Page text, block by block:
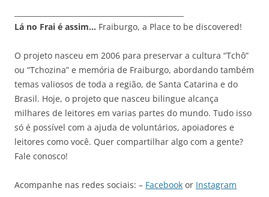
Lá no Frai é assim… Fraiburgo, a Place to be discovered!
O projeto nasceu em 2006 para preservar a cultura “Tchô”
ou “Tchozina” e memória de Fraiburgo, abordando também
temas valiosos de toda a região, de Santa Catarina e do
Brasil. Hoje, o projeto que nasceu bilingue alcança
milhares de leitores em varias partes do mundo. Tudo isso
só é possível com a ajuda de voluntários, apoiadores e
leitores como você. Quer compartilhar algo com a gente?
Fale conosco!
Acompanhe nas redes sociais: – Facebook or Instagram